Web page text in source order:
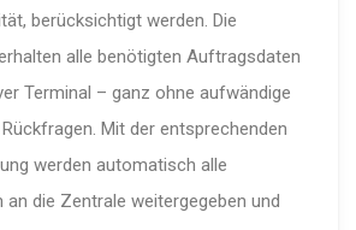
berücksichtigt werden. Die
alle benötigten Auftragsdaten
Terminal – ganz ohne aufwändige
Mit der entsprechenden
werden automatisch alle
an die Zentrale weitergegeben und